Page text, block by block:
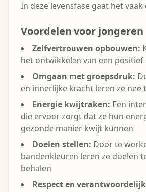
In deze levensfase gaat het vaak
Voordelen voor jongeren
Zelfvertrouwen opbouwen:
het ontwikkelen van een positief
Omgaan met groepsdruk:
en innerlijke kracht leren ze nee
Energie kwijtraken: Een
die ervoor zorgt dat ze hun
gezonde manier kwijt kunnen
Doelen stellen: Door te
bandenkleuren leren ze doelen
behalen
Respect en